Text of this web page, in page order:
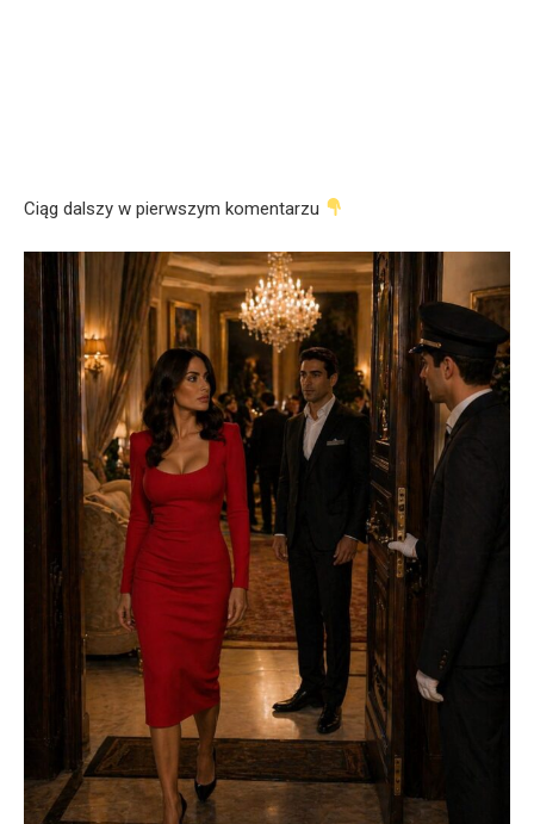
Ciąg dalszy w pierwszym komentarzu